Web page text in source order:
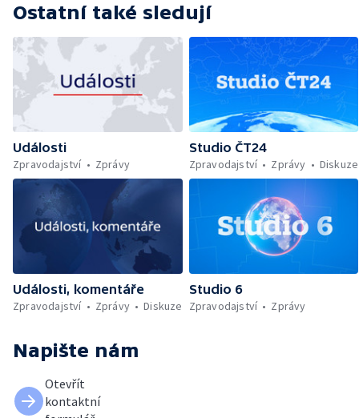
Ostatní také sledují
Události
Zpravodajství
Zprávy
Studio ČT24
Zpravodajství
Zprávy Diskuze
Události, komentáře
Zpravodajství
Zprávy Diskuze
Studio 6
Zpravodajství
Zprávy
Napište nám
Otevřít
kontaktní